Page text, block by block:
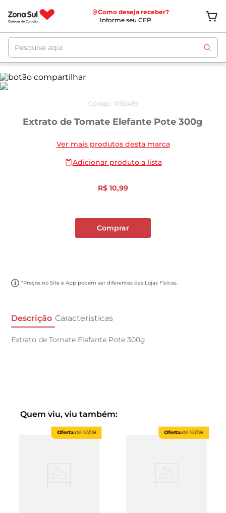
Como deseja receber?
Informe seu CEP
Pesquise aqui
Código: 1092499
Extrato de Tomate Elefante Pote 300g
Ver mais produtos desta marca
Adicionar produto a lista
R$ 10,99
Comprar
*Preços no Site e App podem ser diferentes das Lojas Físicas.
Descrição Características
Extrato de Tomate Elefante Pote 300g
Quem viu, viu também:
Ofertaaté12/08 Ofertaaté12/08